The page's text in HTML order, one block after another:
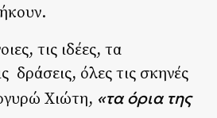
τις ιδέες, τα
δράσεις, όλες τις σκηνές
Χιώτη, «τα όρια της